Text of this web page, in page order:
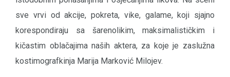
sve vrvi od akcije, pokreta, vike, galame, koji sjajno
korespondiraju sa šarenolikim, maksimalističkim i
kičastim oblačajima naših aktera, za koje je zaslužna
kostimografkinja Marija Marković Milojev.